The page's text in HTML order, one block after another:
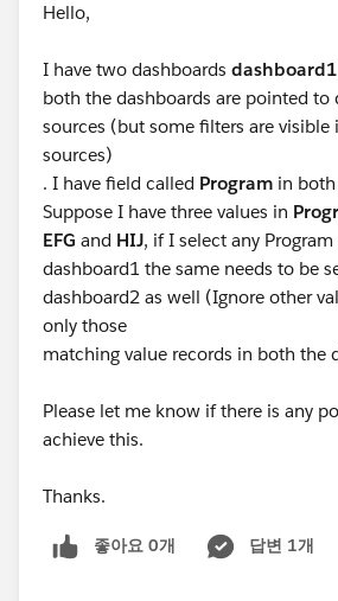
Hello,
I have two dashboards dashboard1
both the dashboards are pointed to
sources (but some filters are visible
sources)
. I have field called Program in
Suppose I have three values in
EFG and HIJ, if I select any Program
dashboard1 the same needs to be
dashboard2 as well (Ignore other
only those
matching value records in both the
Please let me know if there is any
achieve this.
Thanks.
좋아요 0개 답변 1개